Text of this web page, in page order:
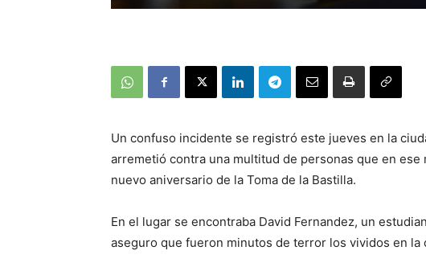
Un confuso incidente se registró este jueves en la
arremetió contra una multitud de personas que en
nuevo aniversario de la Toma de la Bastilla.
En el lugar se encontraba David Fernandez, un
aseguro que fueron minutos de terror los vividos en la